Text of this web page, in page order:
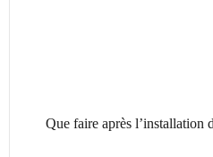
Que faire après l’installation